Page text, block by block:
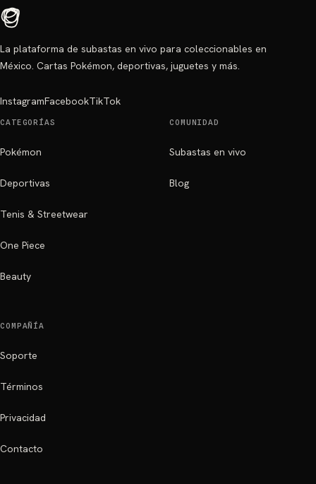
La plataforma de subastas en vivo para coleccionables en
México. Cartas Pokémon, deportivas, juguetes y más.
InstagramFacebookTikTok
CATEGORÍAS
Pokémon
Deportivas
Tenis & Streetwear
One Piece
Beauty
COMUNIDAD
Subastas en vivo
Blog
COMPAÑÍA
Soporte
Términos
Privacidad
Contacto